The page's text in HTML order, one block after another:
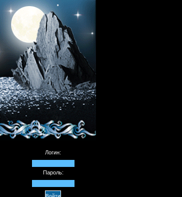
Логин:
Пароль: